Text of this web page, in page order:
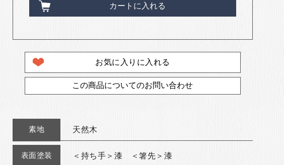
カートに入れる
お気に入りに入れる
この商品についてのお問い合わせ
素地 天然木
表面塗装 ＜持ち手＞漆 ＜箸先＞漆